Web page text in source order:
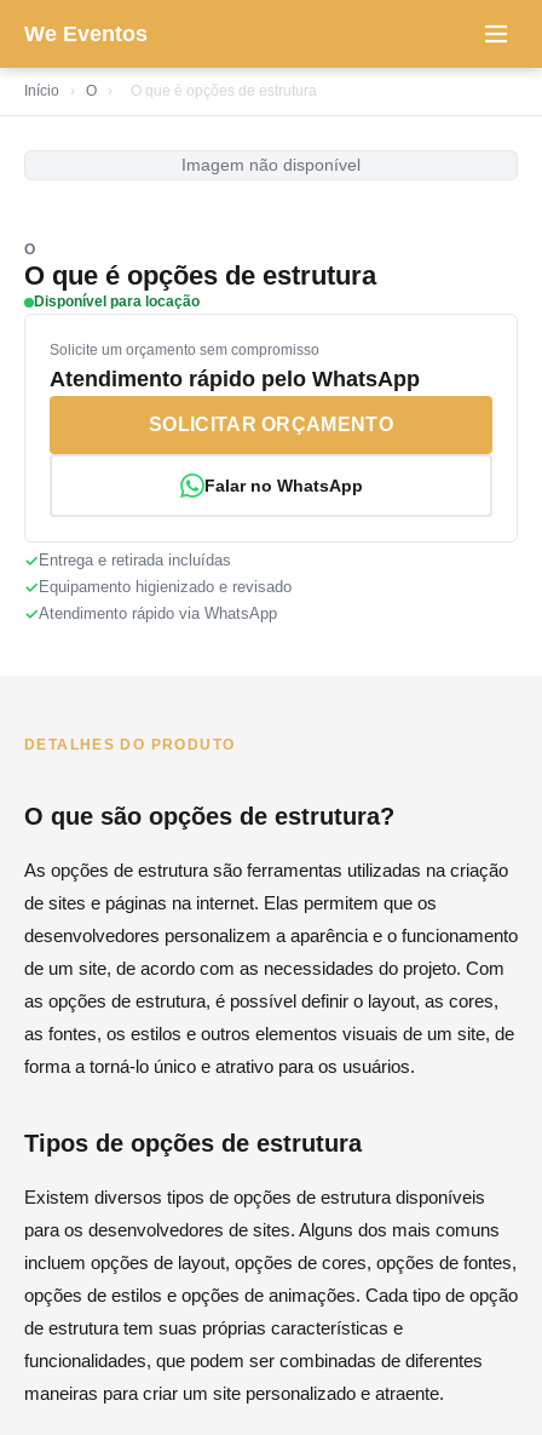
We Eventos
Início › O › O que é opções de estrutura
Imagem não disponível
O
O que é opções de estrutura
Disponível para locação
Solicite um orçamento sem compromisso
Atendimento rápido pelo WhatsApp
SOLICITAR ORÇAMENTO
Falar no WhatsApp
Entrega e retirada incluídas
Equipamento higienizado e revisado
Atendimento rápido via WhatsApp
DETALHES DO PRODUTO
O que são opções de estrutura?
As opções de estrutura são ferramentas utilizadas na criação
de sites e páginas na internet. Elas permitem que os
desenvolvedores personalizem a aparência e o funcionamento
de um site, de acordo com as necessidades do projeto. Com
as opções de estrutura, é possível definir o layout, as cores,
as fontes, os estilos e outros elementos visuais de um site, de
forma a torná-lo único e atrativo para os usuários.
Tipos de opções de estrutura
Existem diversos tipos de opções de estrutura disponíveis
para os desenvolvedores de sites. Alguns dos mais comuns
incluem opções de layout, opções de cores, opções de fontes,
opções de estilos e opções de animações. Cada tipo de opção
de estrutura tem suas próprias características e
funcionalidades, que podem ser combinadas de diferentes
maneiras para criar um site personalizado e atraente.